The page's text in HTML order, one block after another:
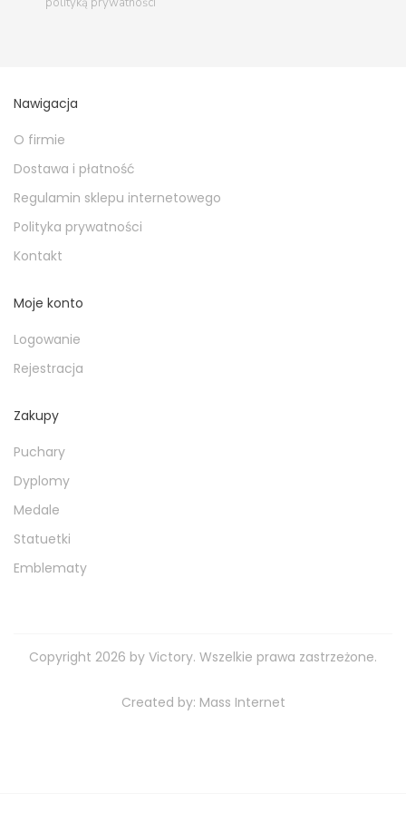
Nawigacja
O firmie
Dostawa i płatność
Regulamin sklepu internetowego
Polityka prywatności
Kontakt
Moje konto
Logowanie
Rejestracja
Zakupy
Puchary
Dyplomy
Medale
Statuetki
Emblematy
Copyright 2026 by Victory. Wszelkie prawa zastrzeżone.
Created by: Mass Internet